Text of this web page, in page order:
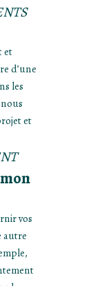
et
d’une
les
et
vos
autre